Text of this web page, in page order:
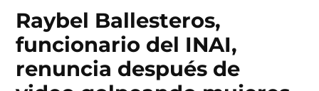
Raybel Ballesteros,
funcionario del INAI,
renuncia después de